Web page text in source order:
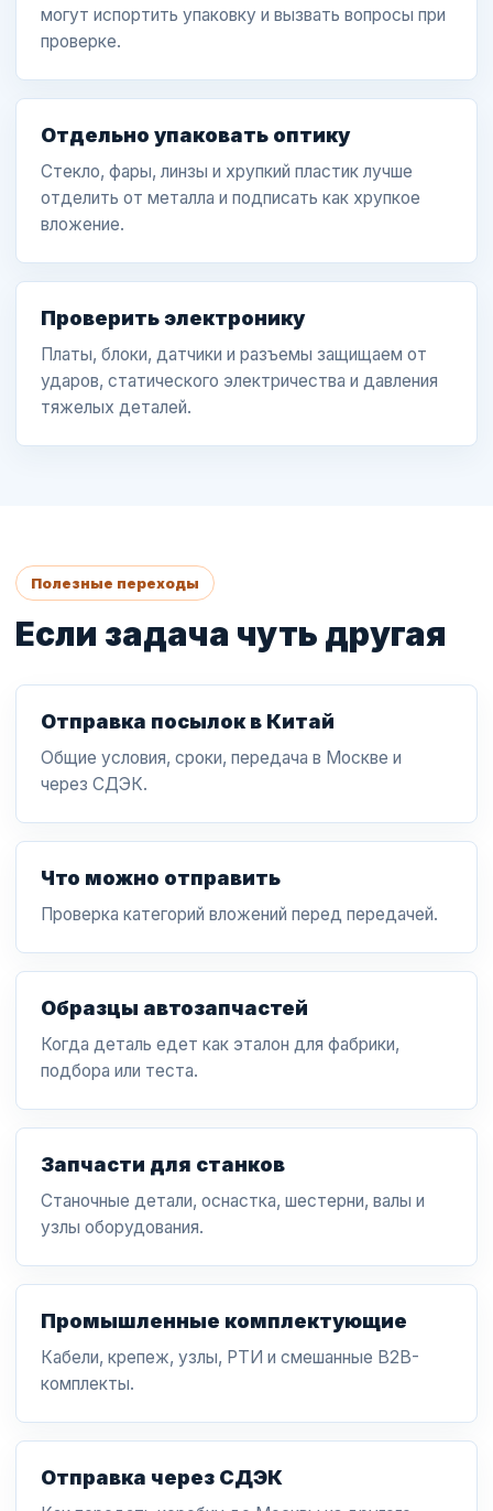
могут испортить упаковку и вызвать вопросы при
проверке.
Отдельно упаковать оптику
Стекло, фары, линзы и хрупкий пластик лучше
отделить от металла и подписать как хрупкое
вложение.
Проверить электронику
Платы, блоки, датчики и разъемы защищаем от
ударов, статического электричества и давления
тяжелых деталей.
Полезные переходы
Если задача чуть другая
Отправка посылок в Китай
Общие условия, сроки, передача в Москве и
через СДЭК.
Что можно отправить
Проверка категорий вложений перед передачей.
Образцы автозапчастей
Когда деталь едет как эталон для фабрики,
подбора или теста.
Запчасти для станков
Станочные детали, оснастка, шестерни, валы и
узлы оборудования.
Промышленные комплектующие
Кабели, крепеж, узлы, РТИ и смешанные B2B-
комплекты.
Отправка через СДЭК